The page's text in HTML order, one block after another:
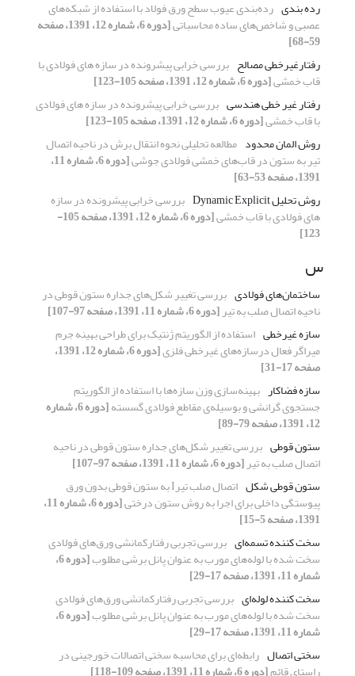
رده بندی رده‌بندی عیوب سطح ورق فولاد با استفاده از شبکه‌های
عصبی و شاخص‌های ساده محاسباتی [دوره 6، شماره 12، 1391، صفحه
59-68]
رفتارغیرخطی مصالح بررسی خرابی پیشرونده در سازه های فولادی با
قاب خمشی[دوره 6، شماره 12، 1391، صفحه 105-123]
رفتار غیر خطی هندسی بررسی خرابی پیشرونده در سازه های فولادی
با قاب خمشی[دوره 6، شماره 12، 1391، صفحه 105-123]
روش المان محدود مطالعه تحلیلی نحوه انتقال برش در ناحیه اتصال
تیر به ستون در قاب‌های خمشی فولادی جوشی [دوره 6، شماره 11،
1391، صفحه 53-63]
روش تحلیل Dynamic Explicit
بررسی خرابی پیشرونده در سازه
های فولادی با قاب خمشی [دوره 6، شماره 12، 1391، صفحه 105-
123]
س
ساختمان‌های فولادی بررسی تغییر شکل‌های جداره ستون قوطی در
ناحیه اتصال صلب به تیر[دوره 6، شماره 11، 1391، صفحه 97-107]
سازه غیرخطی استفاده از الگوریتم ژنتیک برای طراحی بهینه جرم
میراگر فعال درسازه‌های غیرخطی فلزی [دوره 6، شماره 12، 1391،
صفحه 17-31]
سازه فضاکار بهینه‌سازی وزن سازه‌ها با استفاده از الگوریتم
جستجوی گرانشی و بوسیله‌ی مقاطع فولادی گسسته [دوره 6، شماره
12، 1391، صفحه 79-89]
ستون قوطی بررسی تغییر شکل‌های جداره ستون قوطی در ناحیه
اتصال صلب به تیر[دوره 6، شماره 11، 1391، صفحه 97-107]
ستون قوطی شکل
اتصال صلب تیرI به ستون قوطی بدون ورق
پیوستگی داخلی برای اجرا به روش ستون درختی [دوره 6، شماره 11،
1391، صفحه 5-15]
سخت کننده تسمه‌ای بررسی تجربی رفتارکمانشی ورق‌های فولادی
سخت شده با لوله‌های مورب به عنوان پانل برشی مطلوب [دوره 6،
شماره 11، 1391، صفحه 17-29]
سخت کننده لوله‌ای بررسی تجربی رفتارکمانشی ورق‌های فولادی
سخت شده با لوله‌های مورب به عنوان پانل برشی مطلوب [دوره 6،
شماره 11، 1391، صفحه 17-29]
سختی اتصال رابطه‌ای برای محاسبه سختی اتصالات خورجینی در
راستای قائم[دوره 6، شماره 11، 1391، صفحه 109-118]